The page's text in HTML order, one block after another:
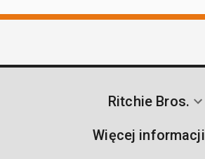
Ritchie Bros.
Więcej informacji